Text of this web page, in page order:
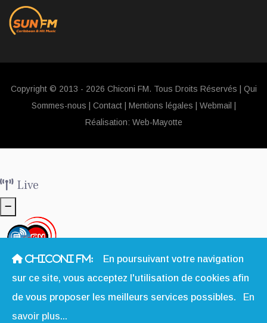
Copyright © 2013 - 2026 Chiconi FM. Tous Droits Réservés | Qui
Sommes-nous
Contact| Mentions légales Webmail
Réalisation: Web-Mayotte
Live
CHICONI FM:
En poursuivant votre navigation
sur ce site, vous acceptez l'utilisation de cookies afin
de vous proposer les meilleurs services possibles.
En
savoir plus...